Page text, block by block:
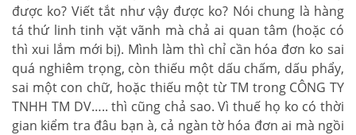
được ko? Viết tắt như vậy được ko? Nói chung là hàng
tá thứ linh tinh vặt vãnh mà chả ai quan tâm (hoặc có
thì xui lắm mới bị). Mình làm thì chỉ cần hóa đơn ko sai
quá nghiêm trọng, còn thiếu một dấu chấm, dấu phẩy,
sai một con chữ, hoặc thiếu một từ TM trong CÔNG TY
TNHH TM DV….. thì cũng chả sao. Vì thuế họ ko có thời
gian kiểm tra đâu bạn à, cả ngàn tờ hóa đơn ai mà ngồi